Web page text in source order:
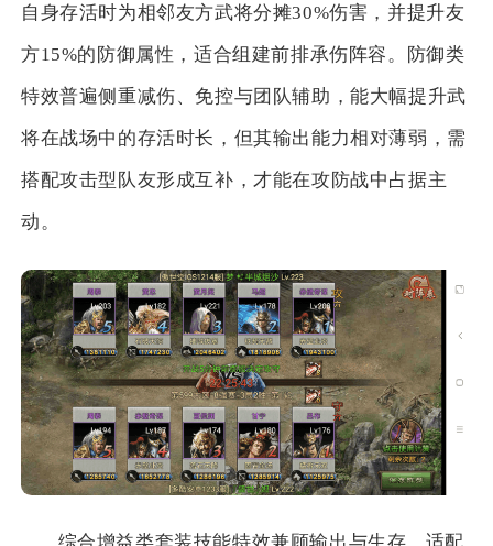
自身存活时为相邻友方武将分摊30%伤害，并提升友
方15%的防御属性，适合组建前排承伤阵容。防御类
特效普遍侧重减伤、免控与团队辅助，能大幅提升武
将在战场中的存活时长，但其输出能力相对薄弱，需
搭配攻击型队友形成互补，才能在攻防战中占据主
动。